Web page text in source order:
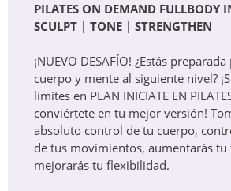
PILATES ON DEMAND FULLBODY
SCULPT | TONE | STRENGTHEN
¡NUEVO DESAFÍO! ¿Estás
cuerpo y mente al siguiente nivel?
límites en PLAN INICIATE EN
conviértete en tu mejor versión!
absoluto control de tu cuerpo,
de tus movimientos, aumentarás tu
mejorarás tu flexibilidad.
puedes ver y hacer cuando y
las veces que quieras, en tus
ritmo. Ideal para quienes
tiempo para realizar actividad
llevan un ritmo de vida